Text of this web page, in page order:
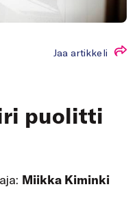
Jaa artikkeli
puolitti
Miikka Kiminki